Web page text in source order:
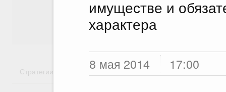
имуществе и
характера
8 мая 2014 17:00
Культура
Общество
Государство
Стратегии Государственные программы